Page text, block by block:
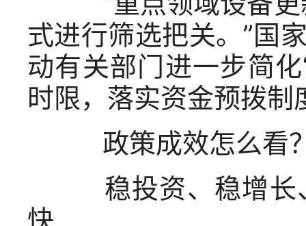
式进行筛选把关。”国
动有关部门进一步简
时限，落实资金预拨
政策成效怎么看
稳投资、稳增长
快